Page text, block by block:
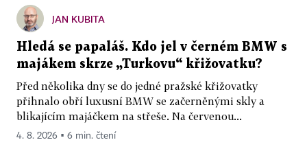
JAN KUBITA
Hledá se papaláš. Kdo jel v černém BMW s
majákem skrze „Turkovu“ křižovatku?
Před několika dny se do jedné pražské křižovatky
přihnalo obří luxusní BMW se začerněnými skly a
blikajícím majáčkem na střeše. Na červenou...
4. 8. 2026 ▪ 6 min. čtení